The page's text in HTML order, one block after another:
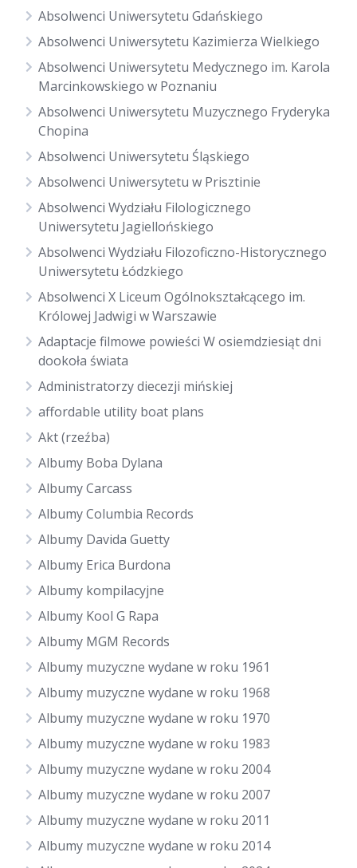
Absolwenci Uniwersytetu Gdańskiego
Absolwenci Uniwersytetu Kazimierza Wielkiego
Absolwenci Uniwersytetu Medycznego im. Karola
Marcinkowskiego w Poznaniu
Absolwenci Uniwersytetu Muzycznego Fryderyka
Chopina
Absolwenci Uniwersytetu Śląskiego
Absolwenci Uniwersytetu w Prisztinie
Absolwenci Wydziału Filologicznego
Uniwersytetu Jagiellońskiego
Absolwenci Wydziału Filozoficzno-Historycznego
Uniwersytetu Łódzkiego
Absolwenci X Liceum Ogólnokształcącego im.
Królowej Jadwigi w Warszawie
Adaptacje filmowe powieści W osiemdziesiąt dni
dookoła świata
Administratorzy diecezji mińskiej
affordable utility boat plans
Akt (rzeźba)
Albumy Boba Dylana
Albumy Carcass
Albumy Columbia Records
Albumy Davida Guetty
Albumy Erica Burdona
Albumy kompilacyjne
Albumy Kool G Rapa
Albumy MGM Records
Albumy muzyczne wydane w roku 1961
Albumy muzyczne wydane w roku 1968
Albumy muzyczne wydane w roku 1970
Albumy muzyczne wydane w roku 1983
Albumy muzyczne wydane w roku 2004
Albumy muzyczne wydane w roku 2007
Albumy muzyczne wydane w roku 2011
Albumy muzyczne wydane w roku 2014